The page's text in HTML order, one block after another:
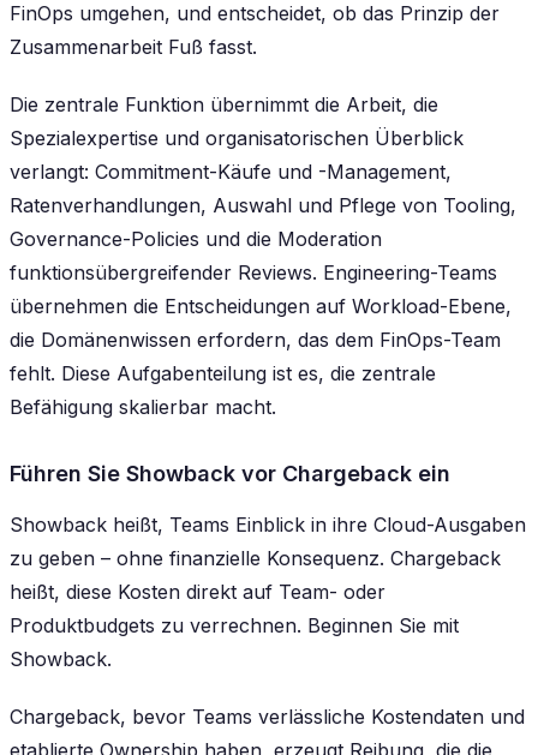
FinOps umgehen, und entscheidet, ob das Prinzip der
Zusammenarbeit Fuß fasst.
Die zentrale Funktion übernimmt die Arbeit, die
Spezialexpertise und organisatorischen Überblick
verlangt: Commitment-Käufe und -Management,
Ratenverhandlungen, Auswahl und Pflege von Tooling,
Governance-Policies und die Moderation
funktionsübergreifender Reviews. Engineering-Teams
übernehmen die Entscheidungen auf Workload-Ebene,
die Domänenwissen erfordern, das dem FinOps-Team
fehlt. Diese Aufgabenteilung ist es, die zentrale
Befähigung skalierbar macht.
Führen Sie Showback vor Chargeback ein
Showback heißt, Teams Einblick in ihre Cloud-Ausgaben
zu geben – ohne finanzielle Konsequenz. Chargeback
heißt, diese Kosten direkt auf Team- oder
Produktbudgets zu verrechnen. Beginnen Sie mit
Showback.
Chargeback, bevor Teams verlässliche Kostendaten und